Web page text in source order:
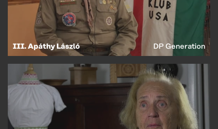
III. Apáthy László DP Generation